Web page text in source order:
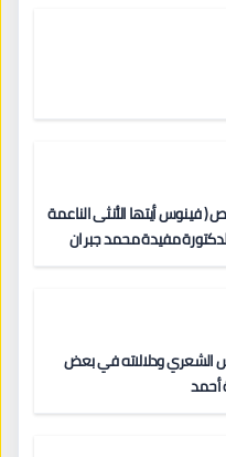
( فينوس أيتها الأنثى الناعمة
الدكتورة مفيدة محمد جبران
الشعري ودلالاته في بعض